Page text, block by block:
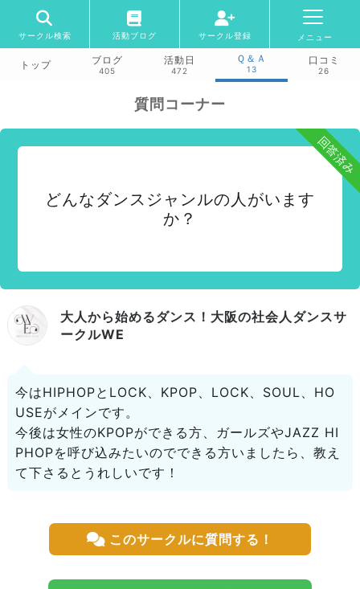
サークル検索 活動ブログ サークル登録 メニュー
トップ ブログ
405
活動日
472
Ｑ＆Ａ
13
口コミ
26
質問コーナー
回答済み
どんなダンスジャンルの人がいます
か？
大人から始めるダンス！大阪の社会人ダンスサ
ークルWE
今はHIPHOPとLOCK、KPOP、LOCK、SOUL、HO
USEがメインです。
今後は女性のKPOPができる方、ガールズやJAZZ HI
PHOPを呼び込みたいのでできる方いましたら、教え
て下さるとうれしいです！
このサークルに質問する！